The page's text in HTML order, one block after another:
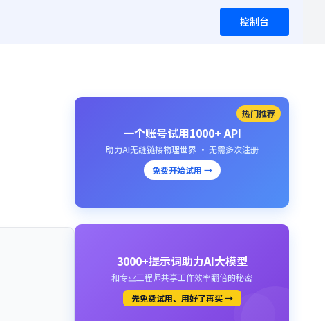
控制台
热门推荐
一个账号试用1000+ API
助力AI无缝链接物理世界 · 无需多次注册
免费开始试用 →
3000+提示词助力AI大模型
和专业工程师共享工作效率翻倍的秘密
先免费试用、用好了再买 →